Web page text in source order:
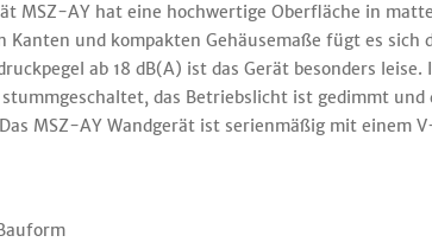
MSZ-AY hat eine hochwertige Oberfläche in
Kanten und kompakten Gehäusemaße fügt es sich
ab 18 dB(A) ist das Gerät besonders
das Betriebslicht ist gedimmt
MSZ-AY Wandgerät ist serienmäßig mit einem